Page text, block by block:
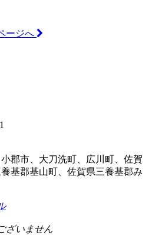
ージへ
郡市、大刀洗町、広川町、佐賀
基郡基山町、佐賀県三養基郡み
ざいません